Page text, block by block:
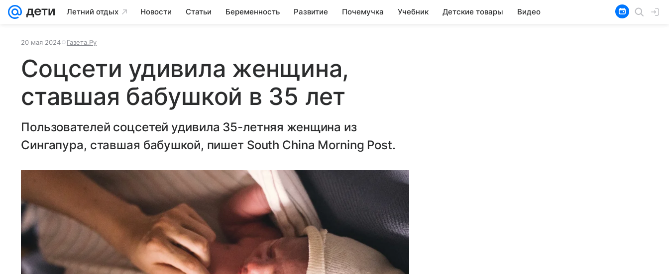
Летний отдых Новости Статьи Беременность Развитие Почемучка Учебник Детские товары Видео
20 мая 2024 Газета.Ру
Соцсети удивила женщина,
ставшая бабушкой в 35 лет
Пользователей соцсетей удивила 35-летняя женщина из
Сингапура, ставшая бабушкой, пишет South China Morning Post.